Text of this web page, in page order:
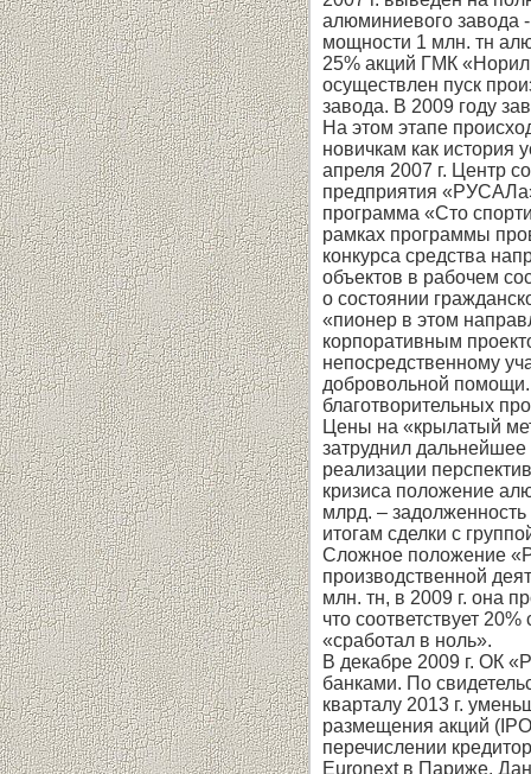
алюминиевого завода
мощности 1 млн. тн
25% акций ГМК
осуществлен пуск
завода. В 2009 году
На этом этапе
новичкам как история
апреля 2007 г. Центр
предприятия
программа «Сто
рамках программы
конкурса средства
объектов в рабочем
о состоянии
«пионер в этом
корпоративным
непосредственному
добровольной помощи.
благотворительных
Цены на «крылатый
затруднил
реализации
кризиса положение
млрд. –
итогам сделки с
Сложное положение
производственной
млн. тн, в 2009 г. она
что соответствует
«сработал в ноль».
В декабре 2009 г. ОК
банками. По
кварталу 2013 г.
размещения акций
перечислении
Euronext в Париже.